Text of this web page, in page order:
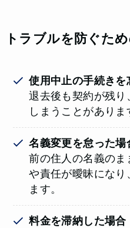
トラブルを防ぐた
使用中止の手続きを
退去後も契約が残り
しまうことがありま
名義変更を怠った場
前の住人の名義の
や責任が曖昧になり
ます。
料金を滞納した場合